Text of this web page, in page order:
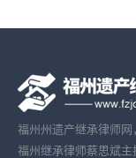
福州州遗产继承律师
福州继承律师蔡思斌